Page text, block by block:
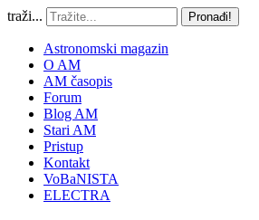
traži... Pronađi!
Astronomski magazin
O AM
AM časopis
Forum
Blog AM
Stari AM
Pristup
Kontakt
VoBaNISTA
ELECTRA